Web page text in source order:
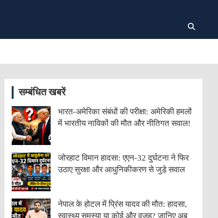
सम्बंधित खबरें
भारत-अमेरिका संबंधों की परीक्षा: अमेरिकी हमलों
में भारतीय नाविकों की मौत और नीतिगत सवाल!
जोरहाट विमान हादसा: एएन-32 दुर्घटना ने फिर
उठाए सुरक्षा और आधुनिकीकरण से जुड़े सवाल
नेपाल के होटल में प्रिंस यादव की मौत: हादसा,
स्वास्थ्य समस्या या कोई और वजह? जानिए अब